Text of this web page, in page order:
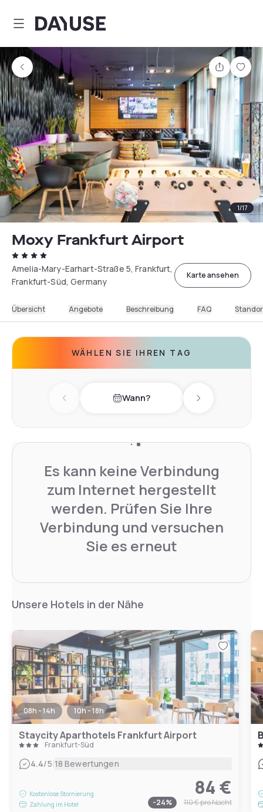
Dayuse
Teilen
1/17
Moxy Frankfurt Airport
Amelia-Mary-Earhart-Straße 5, Frankfurt,
Frankfurt-Süd, Germany
Karte ansehen
Übersicht Angebote Beschreibung FAQ
WÄHLEN SIE IHREN TAG
Previous day Wann? Next day
Es kann keine Verbindung
zum Internet hergestellt
werden. Prüfen Sie Ihre
Verbindung und versuchen
Sie es erneut
Unsere Hotels in der Nähe
08h - 14h 10h - 18h
Staycity Aparthotels Frankfurt Airport
Frankfurt-Süd
4.4/5|18 Bewertungen
Kostenlose Stornierung
Zahlung im Hotel
84 €
-24% 110 €pro Nacht